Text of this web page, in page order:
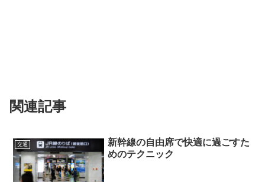
関連記事
交通
新幹線の自由席で快適に過ごすた
めのテクニック